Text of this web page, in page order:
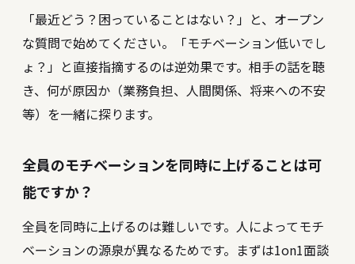
「最近どう？困っていることはない？」と、オープン
な質問で始めてください。「モチベーション低いでし
ょ？」と直接指摘するのは逆効果です。相手の話を聴
き、何が原因か（業務負担、人間関係、将来への不安
等）を一緒に探ります。
全員のモチベーションを同時に上げることは可
能ですか？
全員を同時に上げるのは難しいです。人によってモチ
ベーションの源泉が異なるためです。まずは1on1面談